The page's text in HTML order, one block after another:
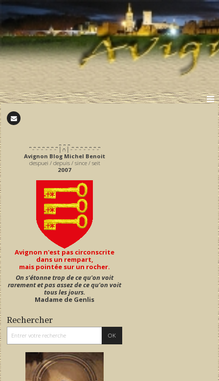
͆ ̵ ͆ ̵ ͆ ̵ ͆ ̵ ͆ ̵ ͆ ̵ ͆ │∩│ ̵ ͆ ̵ ͆ ̵ ͆ ̵ ͆ ̵ ͆ ̵ ͆ ̵ ͆
Avignon Blog Michel Benoit
despuei / depuis / since / seit
2007
Avignon n'est pas circonscrite
dans un rempart,
mais pointée sur un rocher.
On s'étonne trop de ce qu'on voit
rarement et pas assez de ce qu'on voit
tous les jours.
Madame de Genlis
Rechercher